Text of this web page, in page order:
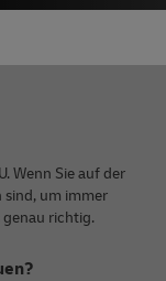
Wenn Sie auf der
sind, um immer
genau richtig.